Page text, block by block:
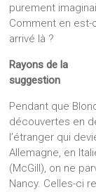
purement
Comment en est-
arrivé là ?
Rayons de la
suggestion
Pendant que
découvertes en
l’étranger qui
Allemagne, en
(McGill), on ne
Nancy. Celles-ci